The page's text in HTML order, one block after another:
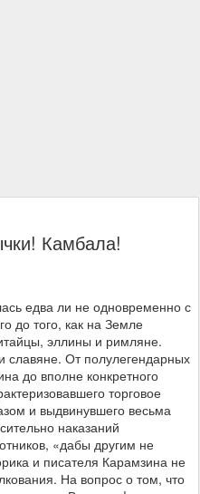
Камбала!
едва ли не одновременно с
до того, как на Земле
эллины и римляне.
славяне. От полулегендарных
до вполне конкретного
торговое
и выдвинувшего весьма
наказаний
«дабы другим не
и писателя Карамзина не
На вопрос о том, что